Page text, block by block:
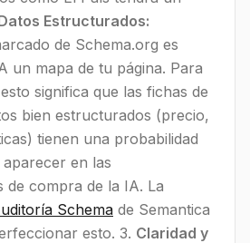
Estructurados:
de Schema.org es
un mapa de tu página. Para
significa que las fichas de
bien estructurados (precio,
tienen una probabilidad
en las
de compra de la IA. La
Schema de Semantica
esto. 3. Claridad y